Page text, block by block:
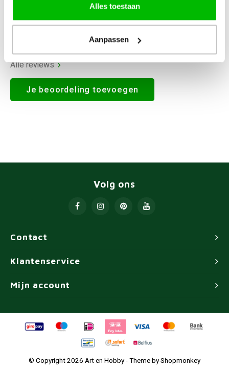
Alles toestaan
Aanpassen
Alle reviews
Je beoordeling toevoegen
Contact
Volg ons
Klantenservice
Mijn account
© Copyright 2026 Art en Hobby - Theme byShopmonkey